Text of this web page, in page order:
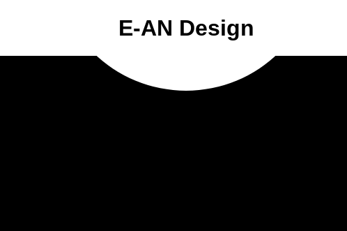
E-AN Design